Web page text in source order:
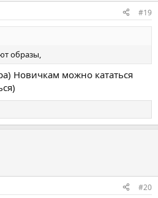
#19
образы,
Новичкам можно кататься
#20